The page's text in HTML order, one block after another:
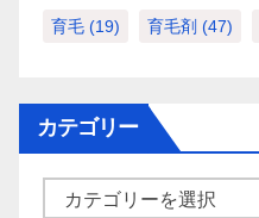
育毛 (19) 育毛剤 (47)
カテゴリー